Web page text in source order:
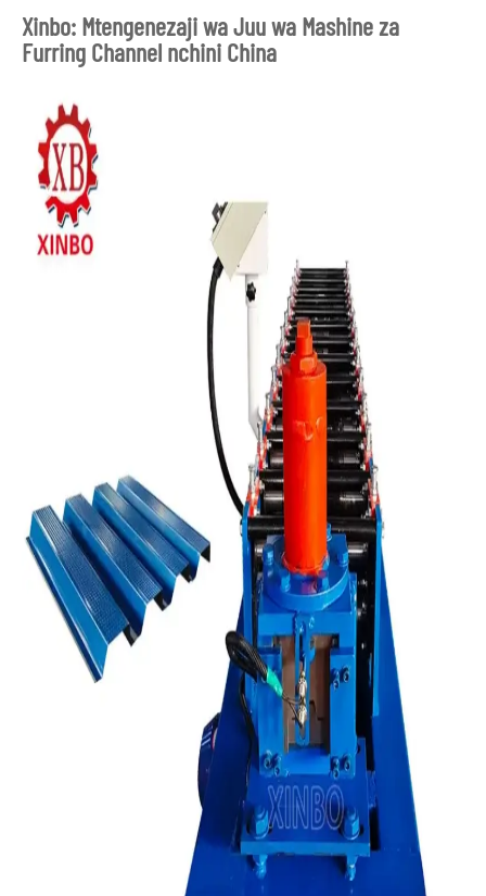
Xinbo: Mtengenezaji wa Juu wa Mashine za
Furring Channel nchini China